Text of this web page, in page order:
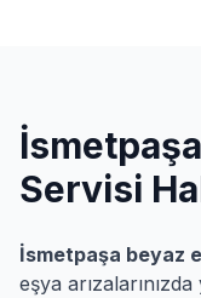
İsmetpaşa
Servisi
İsmetpaşa beyaz
eşya arızalarınızda